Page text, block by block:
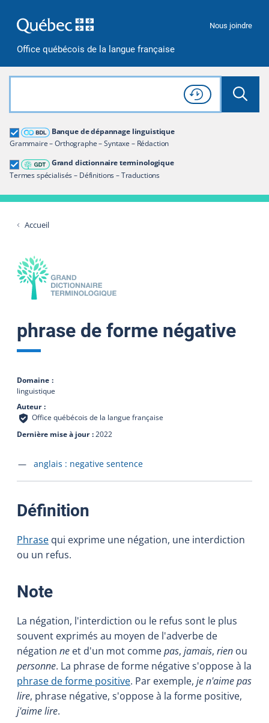
Office québécois de la langue française
Nous joindre
Rechercher dans tout le site
Lancer
Consulter l'
Historique
de recherche
Banque de dépannage linguistique
Grammaire – Orthographe – Syntaxe – Rédaction
Grand dictionnaire terminologique
Termes spécialisés – Définitions – Traductions
Grand dictionnaire terminologique
Restreindre aux termes
Accueil
phrase de forme négative
Domaine
linguistique
Auteur
Office québécois de la langue française
Dernière mise à jour 2022
Accéder à la fiche en
anglais : negative sentence
Définition
Phrase qui exprime une négation, une interdiction
ou un refus.
Note:
La négation, l'interdiction ou le refus sont le plus
souvent exprimés au moyen de l'adverbe de
négation ne et d'un mot commepas, jamais, rien ou
personne. La phrase de forme négative s'oppose à la
phrase de forme positive. Par exemple, je n'aime pas
lire, phrase négative, s'oppose à la forme positive,
j'aime lire.